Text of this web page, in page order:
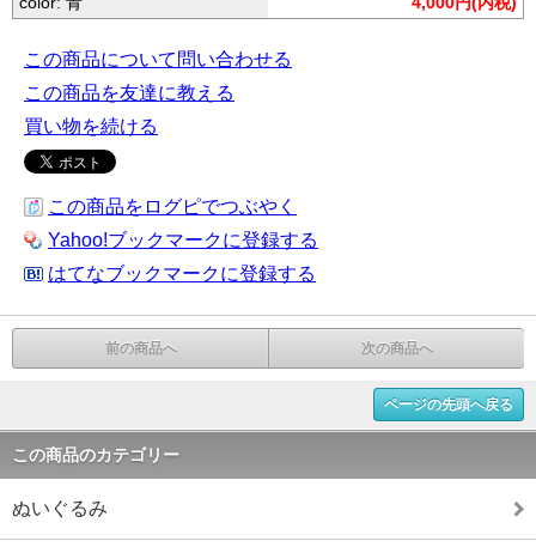
この商品について問い合わせる
この商品を友達に教える
買い物を続ける
この商品をログピでつぶやく
Yahoo!ブックマークに登録する
はてなブックマークに登録する
前の商品へ 次の商品へ
ページの先頭へ戻る
この商品のカテゴリー
ぬいぐるみ